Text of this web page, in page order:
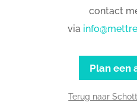
contact
via
Plan een
Terug naar